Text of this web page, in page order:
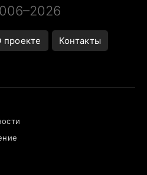
проекте Контакты